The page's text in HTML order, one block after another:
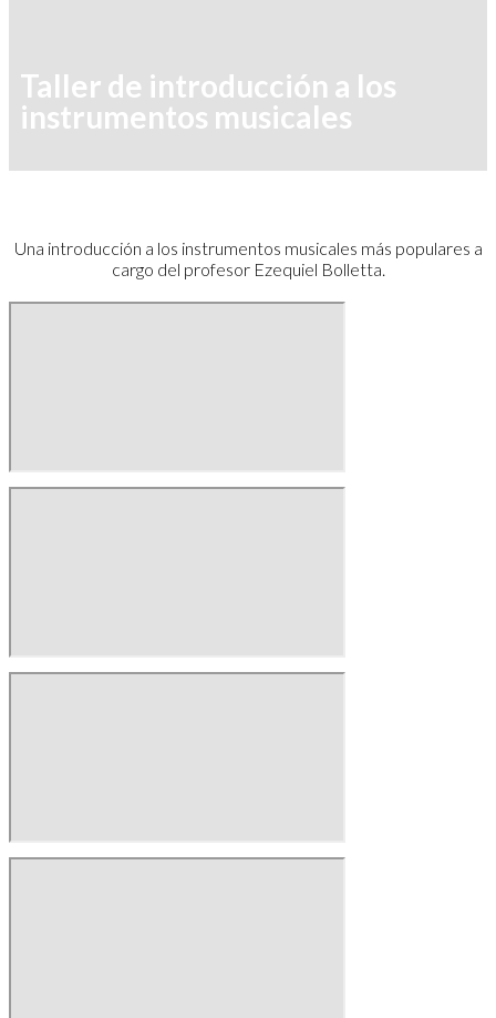
Taller de introducción a los
instrumentos musicales
Una introducción a los instrumentos musicales más populares a
cargo del profesor Ezequiel Bolletta.